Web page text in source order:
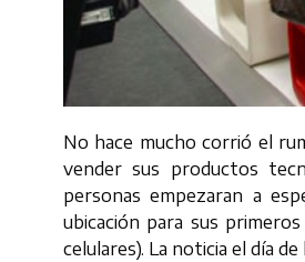
No hace mucho corrió el
vender sus productos
personas empezaran a
ubicación para sus
celulares). La noticia el día